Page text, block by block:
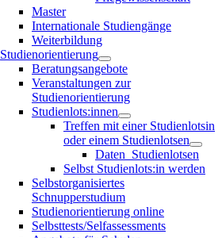
Master
Internationale Studiengänge
Weiterbildung
Studienorientierung
Beratungsangebote
Veranstaltungen zur
Studienorientierung
Studienlots:innen
Treffen mit einer Studienlotsin
oder einem Studienlotsen
Daten_Studienlotsen
Selbst Studienlots:in werden
Selbstorganisiertes
Schnupperstudium
Studienorientierung online
Selbsttests/Selfassessments